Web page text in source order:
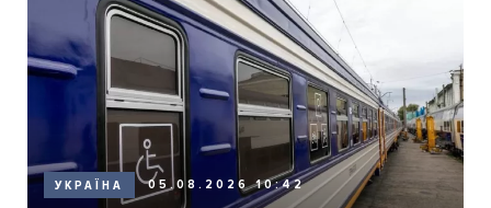
УКРАЇНА 05.08.2026 10:42